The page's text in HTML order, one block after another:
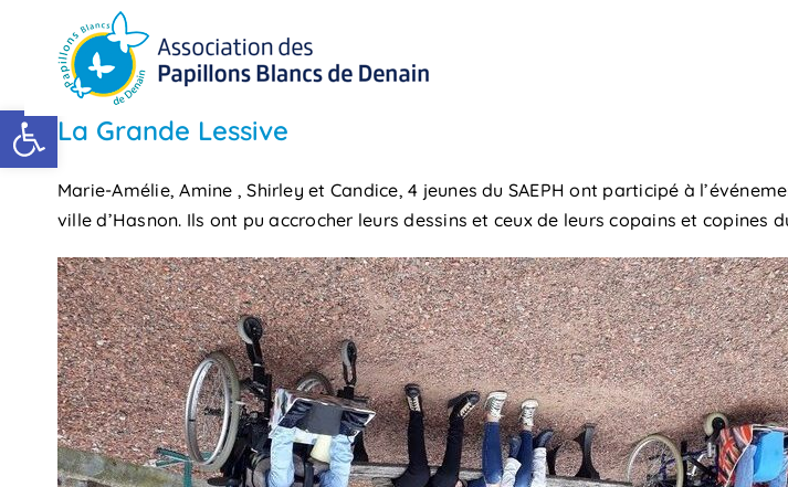
Ouvrir la barre d’outils
contenu
La Grande Lessive
Marie-Amélie, Amine , Shirley et Candice, 4 jeunes du SAEPH ont participé à
ville d’Hasnon. Ils ont pu accrocher leurs dessins et ceux de leurs copains et